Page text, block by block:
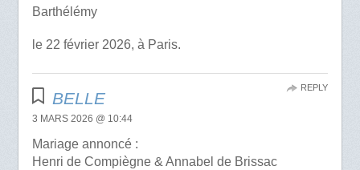
Barthélémy
le 22 février 2026, à Paris.
BELLE
3 MARS 2026 @ 10:44
Mariage annoncé :
Henri de Compiègne & Annabel de Brissac
REPLY